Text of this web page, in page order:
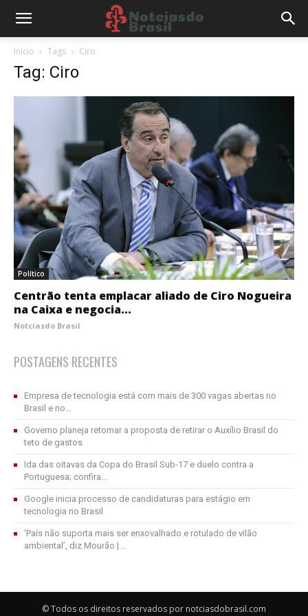
Início Tags Ciro
Tag: Ciro
Político
Centrão tenta emplacar aliado de Ciro Nogueira
na Caixa e negocia...
Notciasdo Brasil
POSTAGENS RECENTES
Empresa de tecnologia está com mais de 300 vagas abertas no
Brasil e no...
Governo planeja retomar a proposta de retirar o Auxílio Brasil do
teto de gastos
Ida das oitavas da Copa do Brasil Sub-17 e duelo contra a
Portuguesa; confira...
Google inicia processo de candidaturas para estágio em
tecnologia no Brasil
‘País não suporta mais ser enxovalhado e rotulado de vilão
ambiental’, diz Mourão |...
© Todos os direitos reservados por notciasdobrasil.com